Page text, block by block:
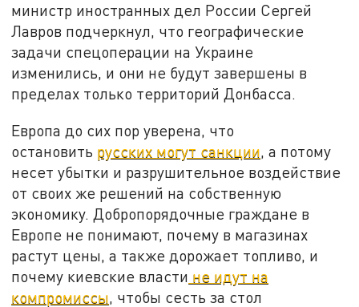
министр иностранных дел России Сергей
Лавров подчеркнул, что географические
задачи спецоперации на Украине
изменились, и они не будут завершены в
пределах только территорий Донбасса.
Европа до сих пор уверена, что
остановить русских могут санкции, а потому
несет убытки и разрушительное воздействие
от своих же решений на собственную
экономику. Добропорядочные граждане в
Европе не понимают, почему в магазинах
растут цены, а также дорожает топливо, и
почему киевские власти не идут на
компромиссы, чтобы сесть за стол